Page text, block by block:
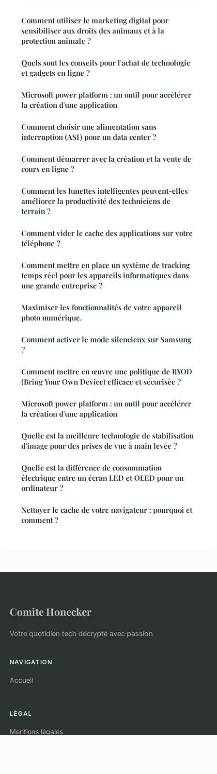
Comment utiliser le marketing digital pour
sensibiliser aux droits des animaux et à la
protection animale ?
Quels sont les conseils pour l'achat de technologie
et gadgets en ligne ?
Microsoft power platform : un outil pour accélérer
la création d'une application
Comment choisir une alimentation sans
interruption (ASI) pour un data center ?
Comment démarrer avec la création et la vente de
cours en ligne ?
Comment les lunettes intelligentes peuvent-elles
améliorer la productivité des techniciens de
terrain ?
Comment vider le cache des applications sur votre
téléphone ?
Comment mettre en place un système de tracking
temps réel pour les appareils informatiques dans
une grande entreprise ?
Maximiser les fonctionnalités de votre appareil
photo numérique.
Comment activer le mode silencieux sur Samsung
?
Comment mettre en œuvre une politique de BYOD
(Bring Your Own Device) efficace et sécurisée ?
Microsoft power platform : un outil pour accélérer
la création d'une application
Quelle est la meilleure technologie de stabilisation
d'image pour des prises de vue à main levée ?
Quelle est la différence de consommation
électrique entre un écran LED et OLED pour un
ordinateur ?
Nettoyer le cache de votre navigateur : pourquoi et
comment ?
Comite Honecker
Votre quotidien tech décrypté avec passion
NAVIGATION
Accueil
LÉGAL
Mentions légales